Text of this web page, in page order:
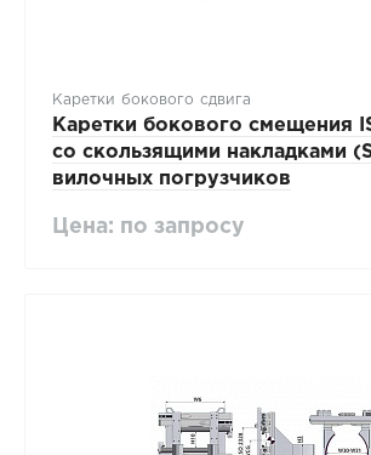
Каретки бокового сдвига
Каретки бокового смещения
со скользящими накладками
вилочных погрузчиков
Цена: по запросу